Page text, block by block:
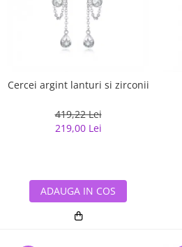
Cercei argint lanturi si zirconii
419,22 Lei
219,00 Lei
ADAUGA IN COS